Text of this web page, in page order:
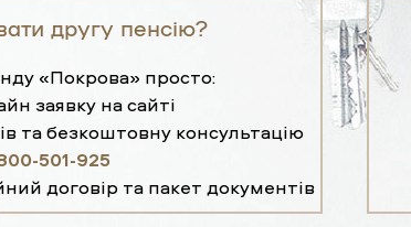
другу пенсію?
«Покрова» просто:
заявку на сайті
та безкоштовну консультацію
501-925
договір та пакет документів